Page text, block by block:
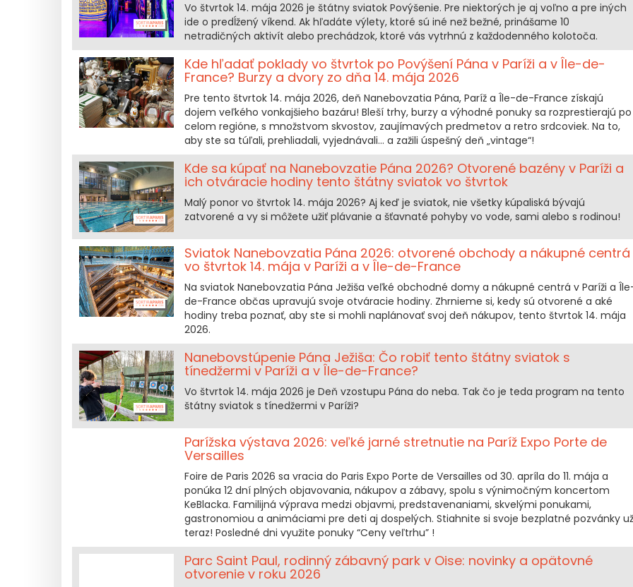
Vo štvrtok 14. mája 2026 je štátny sviatok Povýšenie. Pre niektorých je aj voľno a pre iných
ide o predĺžený víkend. Ak hľadáte výlety, ktoré sú iné než bežné, prinášame 10
netradičných aktivít alebo prechádzok, ktoré vás vytrhnú z každodenného kolotoča.
Kde hľadať poklady vo štvrtok po Povýšení Pána v Paríži a v Île-de-
France? Burzy a dvory zo dňa 14. mája 2026
Pre tento štvrtok 14. mája 2026, deň Nanebovzatia Pána, Paríž a Île-de-France získajú
dojem veľkého vonkajšieho bazáru! Bleší trhy, burzy a výhodné ponuky sa rozprestierajú po
celom regióne, s množstvom skvostov, zaujímavých predmetov a retro srdcoviek. Na to,
aby ste sa túľali, prehliadali, vyjednávali… a zažili úspešný deň „vintage“!
Kde sa kúpať na Nanebovzatie Pána 2026? Otvorené bazény v Paríži a
ich otváracie hodiny tento štátny sviatok vo štvrtok
Malý ponor vo štvrtok 14. mája 2026? Aj keď je sviatok, nie všetky kúpaliská bývajú
zatvorené a vy si môžete užiť plávanie a šťavnaté pohyby vo vode, sami alebo s rodinou!
Sviatok Nanebovzatia Pána 2026: otvorené obchody a nákupné centrá
vo štvrtok 14. mája v Paríži a v Île-de-France
Na sviatok Nanebovzatia Pána Ježiša veľké obchodné domy a nákupné centrá v Paríži a
de-France občas upravujú svoje otváracie hodiny. Zhrnieme si, kedy sú otvorené a aké
hodiny treba poznať, aby ste si mohli naplánovať svoj deň nákupov, tento štvrtok 14. mája
2026.
Nanebovstúpenie Pána Ježiša: Čo robiť tento štátny sviatok s
tínedžermi v Paríži a v Île-de-France?
Vo štvrtok 14. mája 2026 je Deň vzostupu Pána do neba. Tak čo je teda program na tento
štátny sviatok s tínedžermi v Paríži?
Parížska výstava 2026: veľké jarné stretnutie na Paríž Expo Porte de
Versailles
Foire de Paris 2026 sa vracia do Paris Expo Porte de Versailles od 30. apríla do 11. mája a
ponúka 12 dní plných objavovania, nákupov a zábavy, spolu s výnimočným koncertom
KeBlacka. Familijná výprava medzi objavmi, predstavenaniami, skvelými ponukami,
gastronomiou a animáciami pre deti aj dospelých. Stiahnite si svoje bezplatné pozvánky už
teraz! Posledné dni využite ponuky “Ceny veľtrhu” !
Parc Saint Paul, rodinný zábavný park v Oise: novinky a opätovné
otvorenie v roku 2026